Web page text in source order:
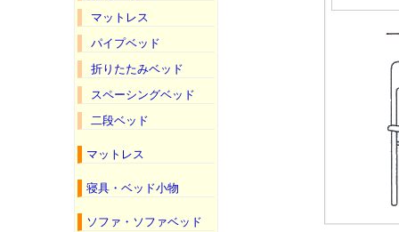
マットレス
パイプベッド
折りたたみベッド
スペーシングベッド
二段ベッド
マットレス
寝具・ベッド小物
ソファ・ソファベッド